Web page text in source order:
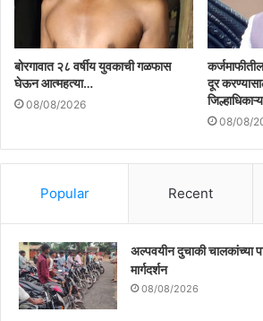
बोरगावात २८ वर्षीय युवकाची गळफास
घेऊन आत्महत्या…
08/08/2026
दूर
08/08/
Popular Recent
अल्पवयीन दुचाकी चालकांच्या
मार्गदर्शन
08/08/2026